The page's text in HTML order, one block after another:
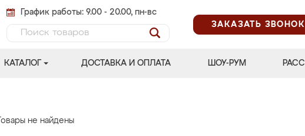
График работы: 9.00 - 20.00, пн-вс
ЗАКАЗАТЬ ЗВОНОК
КАТАЛОГ ДОСТАВКА И ОПЛАТА ШОУ-РУМ
Товары не найдены